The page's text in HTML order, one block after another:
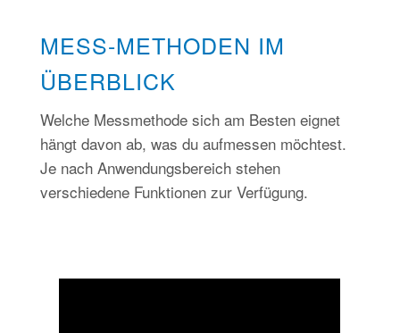
MESS-METHODEN IM
ÜBERBLICK
Welche Messmethode sich am Besten eignet
hängt davon ab, was du aufmessen möchtest.
Je nach Anwendungsbereich stehen
verschiedene Funktionen zur Verfügung.